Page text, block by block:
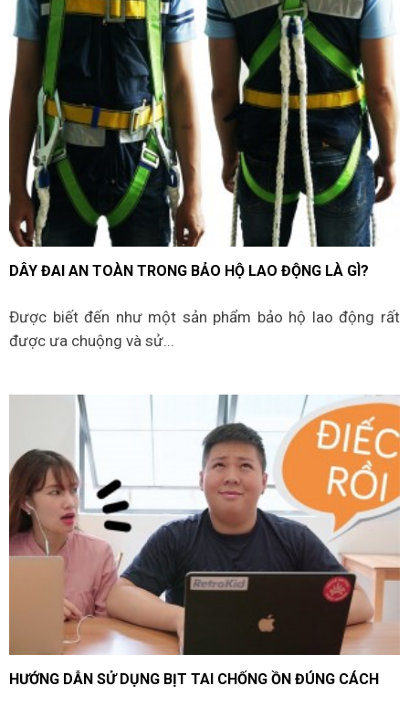
DÂY ĐAI AN TOÀN TRONG BẢO HỘ LAO ĐỘNG LÀ GÌ?
Được biết đến như một sản phẩm bảo hộ lao động rất
được ưa chuộng và sử...
HƯỚNG DẪN SỬ DỤNG BỊT TAI CHỐNG ỒN ĐÚNG CÁCH